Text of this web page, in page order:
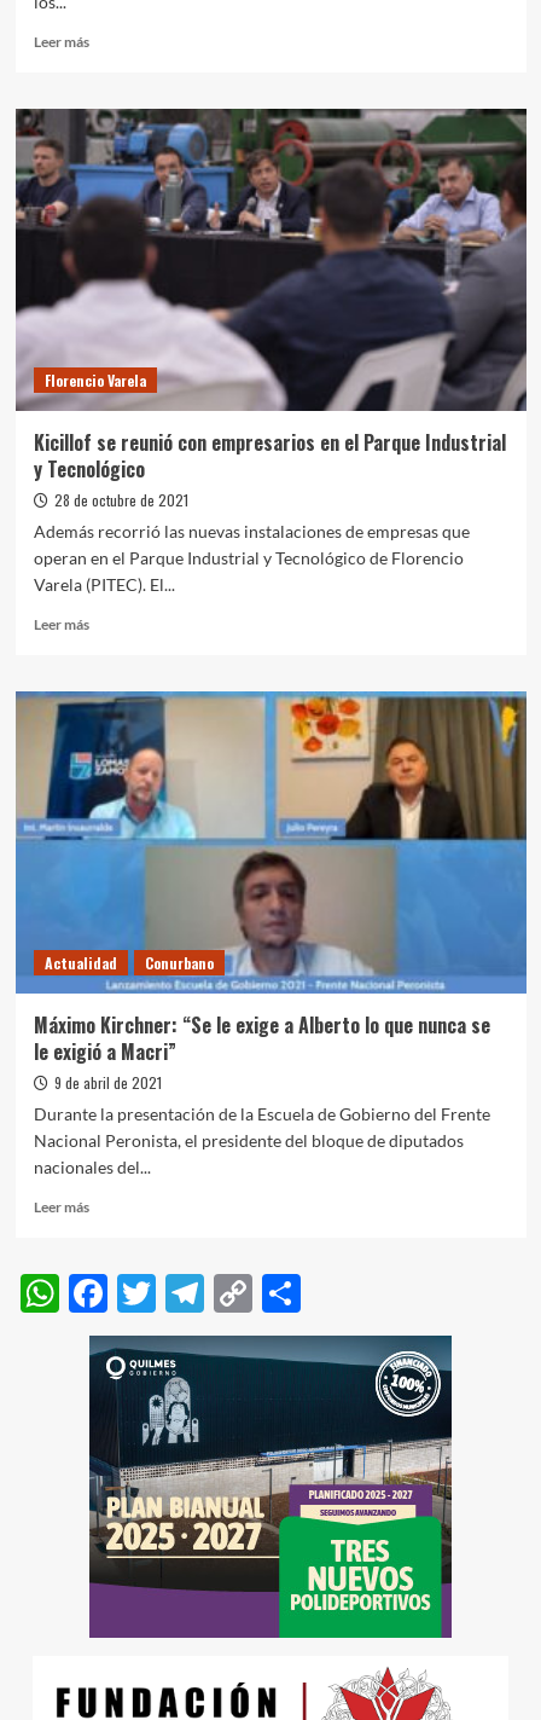
Leer másLeer
Domingorena:
“Vamos
a
reafirmar
el
compromiso
vecinos
Varela”
Florencio Varela
Kicillof se reunió con empresarios en el Parque Industrial
y Tecnológico
28 de octubre de 2021
Además recorrió las nuevas instalaciones de empresas que
operan en el Parque Industrial y Tecnológico de Florencio
Varela (PITEC). El...
Leer másLeer
Kicillof
se
reunió
con
empresarios
en
el
Actualidad Conurbano
Máximo Kirchner: “Se le exige a Alberto lo que nunca se
le exigió a Macri”
9 de abril de 2021
Durante la presentación de la Escuela de Gobierno del Frente
Nacional Peronista, el presidente del bloque de diputados
nacionales del...
Leer másLeer
Máximo
Kirchner:
“Se
le
exige
que
nunca
se
le
exigió
WhatsApp
Facebook
Twitter
Telegram
Copy
Link
Compartir